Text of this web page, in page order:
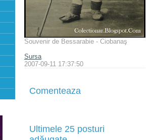
Souvenir de Bessarabie - Ciobanaş
Sursa
2007-09-11 17:37:50
Comenteaza
Ultimele 25 posturi